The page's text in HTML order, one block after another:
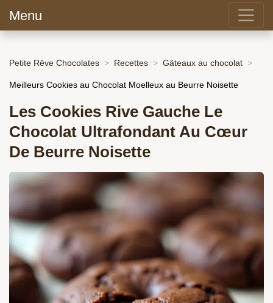
Menu
Petite Rêve Chocolates Recettes Gâteaux au chocolat
Meilleurs Cookies au Chocolat Moelleux au Beurre Noisette
Les Cookies Rive Gauche Le
Chocolat Ultrafondant Au Cœur
De Beurre Noisette